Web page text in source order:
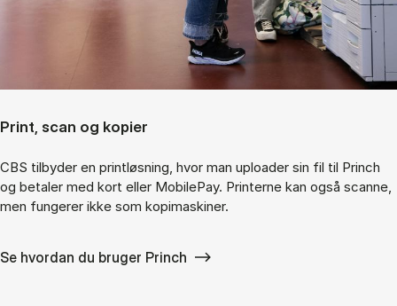
Print, scan og kopier
CBS til­by­der en print­løs­ning, hvor man up­lo­a­der sin fil til Princh
og be­ta­ler med kort el­ler Mo­bile­Pay. Prin­ter­ne kan også scan­ne,
men fun­ge­rer ikke som ko­pi­ma­ski­ner.
Se hvordan du bruger Princh